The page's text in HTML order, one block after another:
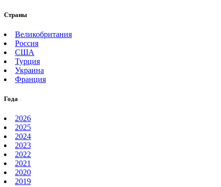
Страны
Великобритания
Россия
США
Турция
Украина
Франция
Года
2026
2025
2024
2023
2022
2021
2020
2019